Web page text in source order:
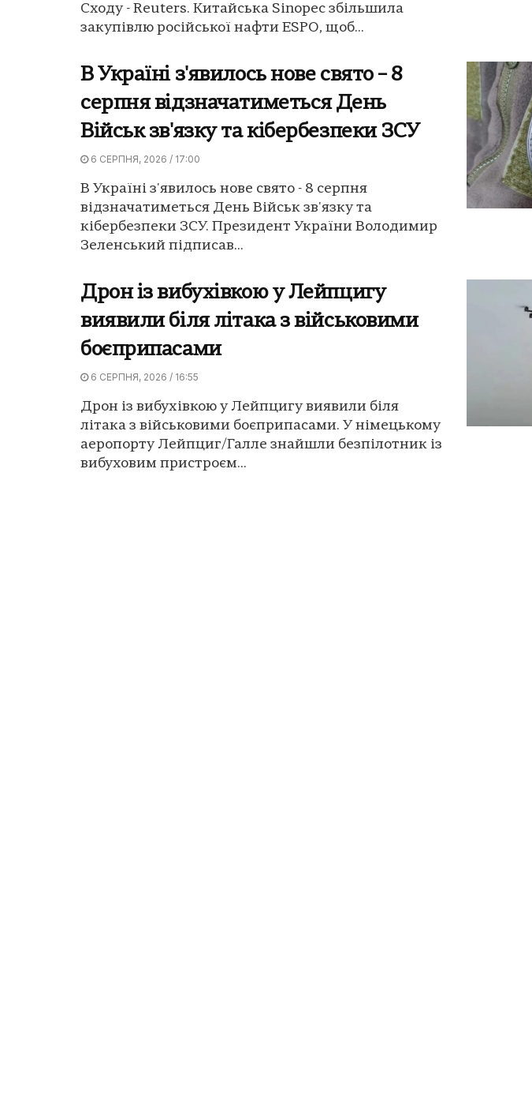
Сходу - Reuters. Китайська Sinopec збільшила
закупівлю російської нафти ESPO, щоб...
В Україні з'явилось нове свято – 8
серпня відзначатиметься День
Військ зв'язку та кібербезпеки ЗСУ
6 СЕРПНЯ, 2026 / 17:00
В Україні з'явилось нове свято - 8 серпня
відзначатиметься День Військ зв'язку та
кібербезпеки ЗСУ. Президент України Володимир
Зеленський підписав...
Дрон із вибухівкою у Лейпцигу
виявили біля літака з військовими
боєприпасами
6 СЕРПНЯ, 2026 / 16:55
Дрон із вибухівкою у Лейпцигу виявили біля
літака з військовими боєприпасами. У німецькому
аеропорту Лейпциг/Галле знайшли безпілотник із
вибуховим пристроєм...